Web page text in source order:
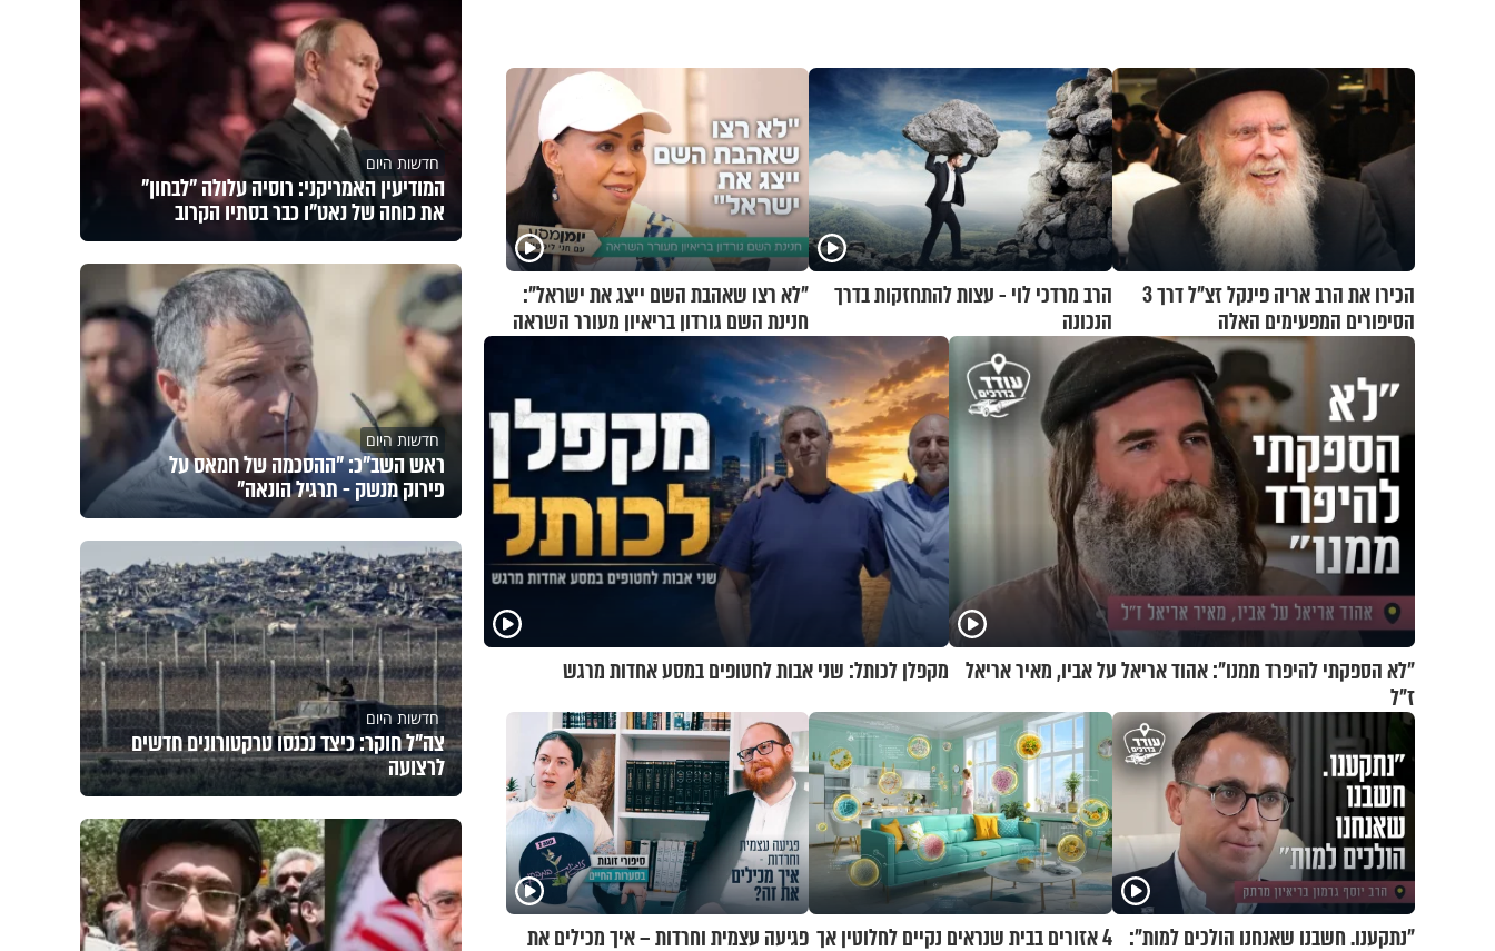
הכירו את הרב אריה פינקל זצ"ל דרך 3
הסיפורים המפעימים האלה
הרב מרדכי לוי - עצות להתחזקות בדרך
הנכונה
"לא רצו שאהבת השם ייצג את ישראל":
חנינת השם גורדון בריאיון מעורר השראה
"לא הספקתי להיפרד ממנו": אהוד אריאל על אביו, מאיר אריאל
ז"ל
מקפלן לכותל: שני אבות לחטופים במסע אחדות מרגש
"נתקענו. חשבנו שאנחנו הולכים למות":
4 אזורים בבית שנראים נקיים לחלוטין אך פגיעה עצמית וחרדות – איך מכילים את
חדשות היום
המודיעין האמריקני: רוסיה עלולה "לבחון"
את כוחה של נאט"ו כבר בסתיו הקרוב
חדשות היום
ראש השב"כ: "ההסכמה של חמאס על
פירוק מנשק - תרגיל הונאה"
חדשות היום
צה"ל חוקר: כיצד נכנסו טרקטורונים חדשים
לרצועה